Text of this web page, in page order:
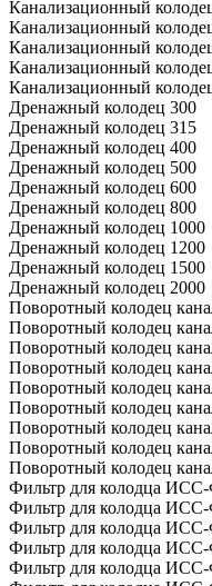
Канализационный
Канализационный
Канализационный
Канализационный
Канализационный
Дренажный колодец 300
Дренажный колодец 315
Дренажный колодец 400
Дренажный колодец 500
Дренажный колодец 600
Дренажный колодец 800
Дренажный колодец 1000
Дренажный колодец 1200
Дренажный колодец 1500
Дренажный колодец 2000
Поворотный колодец
Поворотный колодец
Поворотный колодец
Поворотный колодец
Поворотный колодец
Поворотный колодец
Поворотный колодец
Поворотный колодец
Поворотный колодец
Фильтр для колодца
Фильтр для колодца
Фильтр для колодца
Фильтр для колодца
Фильтр для колодца